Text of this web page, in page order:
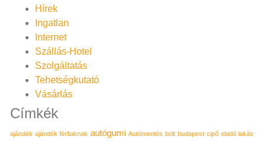
Hírek
Ingatlan
Internet
Szállás-Hotel
Szolgáltatás
Tehetségkutató
Vásárlás
Címkék
ajándék ajándék férfiaknak autógumi Autómentés bolt budapest cipő eladó lakás